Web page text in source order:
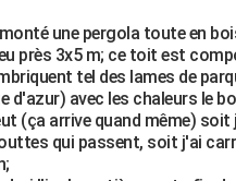
intérieur
une pergola toute en
près 3x5 m; ce toit est
tel des lames de
d'azur) avec les chaleurs le
(ça arrive quand même) soit
qui passent, soit j'ai